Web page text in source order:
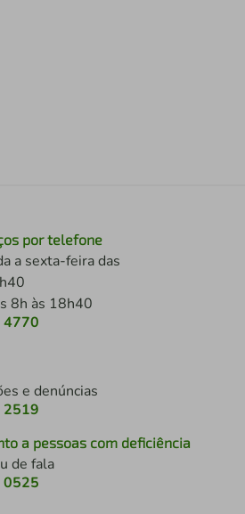
por telefone
a sexta-feira das
8h às 18h40
e denúncias
a pessoas com deficiência
de fala